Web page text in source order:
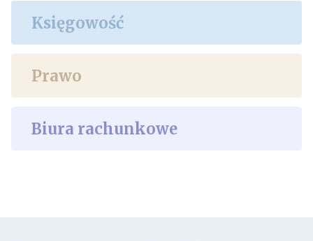
Księgowość
Prawo
Biura rachunkowe